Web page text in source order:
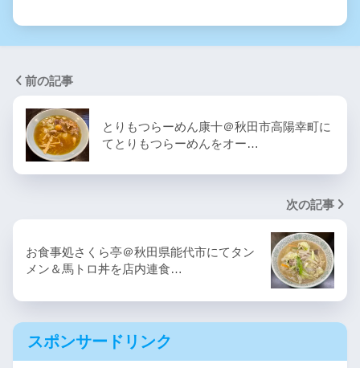
前の記事
とりもつらーめん康十＠秋田市高陽幸町に
てとりもつらーめんをオー…
次の記事
お食事処さくら亭＠秋田県能代市にてタン
メン＆馬トロ丼を店内連食…
スポンサードリンク